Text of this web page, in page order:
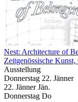
Nest: Architecture of
Zeitgenössische
Ausstellung
Donnerstag 22. Jänner
22. Jänner Jän.
Donnerstag Do